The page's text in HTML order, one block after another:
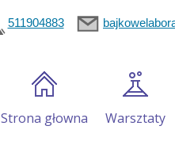
511904883
Strona głowna Warsztaty